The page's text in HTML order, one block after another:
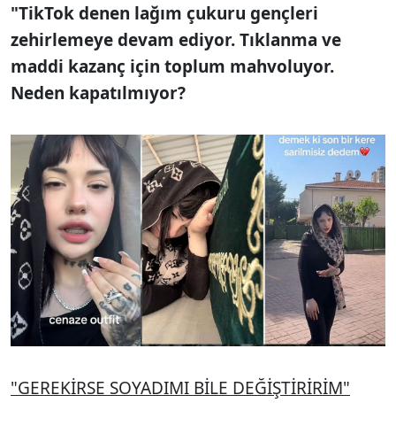
"TikTok denen lağım çukuru gençleri
zehirlemeye devam ediyor. Tıklanma ve
maddi kazanç için toplum mahvoluyor.
Neden kapatılmıyor?
"GEREKİRSE SOYADIMI BİLE DEĞİŞTİRİRİM"